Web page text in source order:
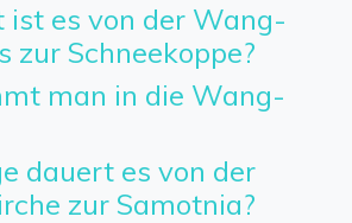
es von der Wang-
zur Schneekoppe?
man in die Wang-
dauert es von der
zur Samotnia?